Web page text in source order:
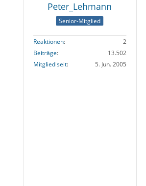
Peter_Lehmann
Senior-Mitglied
Reaktionen
2
Beiträge
13.502
Mitglied seit
5. Jun. 2005